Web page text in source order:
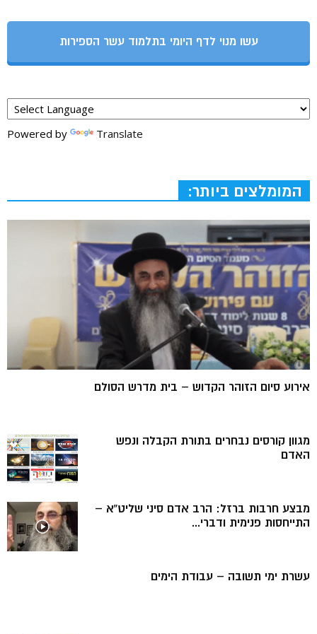
עשו מנוי לדף היומי בתלמוד עשר הספירות
Powered by Translate
המומלצים ביותר:
אירוע סיום הזוהר הקדוש – בית מדרש הסולם
מגוון קורסים נבחרים בתורת הקבלה ונפש
האדם
מבצע חרבות ברזל: הרב אדם סיני שליט”א –
התייחסות פנימית ודברי...
עשרת ימי תשובה – עבודת הימים